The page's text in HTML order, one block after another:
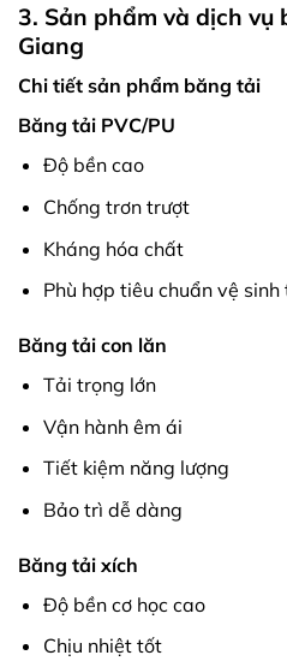
3. Sản phẩm và dịch vụ
Giang
Chi tiết sản phẩm băng tải
Băng tải PVC/PU
Độ bền cao
Chống trơn trượt
Kháng hóa chất
Phù hợp tiêu chuẩn vệ
Băng tải con lăn
Tải trọng lớn
Vận hành êm ái
Tiết kiệm năng lượng
Bảo trì dễ dàng
Băng tải xích
Độ bền cơ học cao
Chịu nhiệt tốt